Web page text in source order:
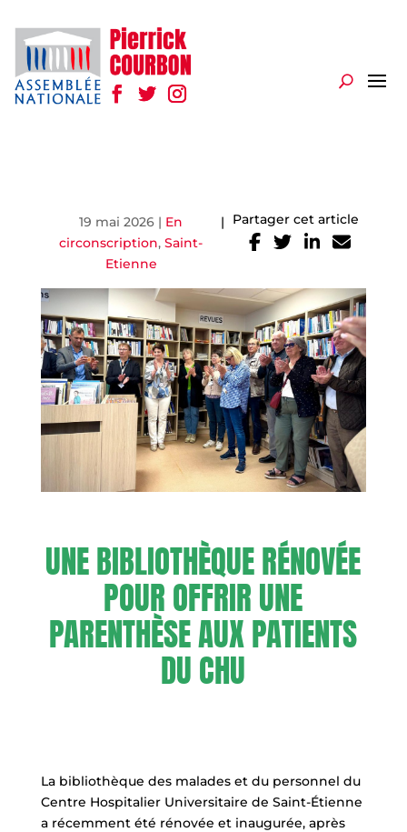
19 mai 2026 | En
circonscription,Saint-
Etienne
| Partager cet article
UNE BIBLIOTHÈQUE RÉNOVÉE
POUR OFFRIR UNE
PARENTHÈSE AUX PATIENTS
DU CHU
La bibliothèque des malades et du personnel du
Centre Hospitalier Universitaire de Saint-Étienne
a récemment été rénovée et inaugurée, après